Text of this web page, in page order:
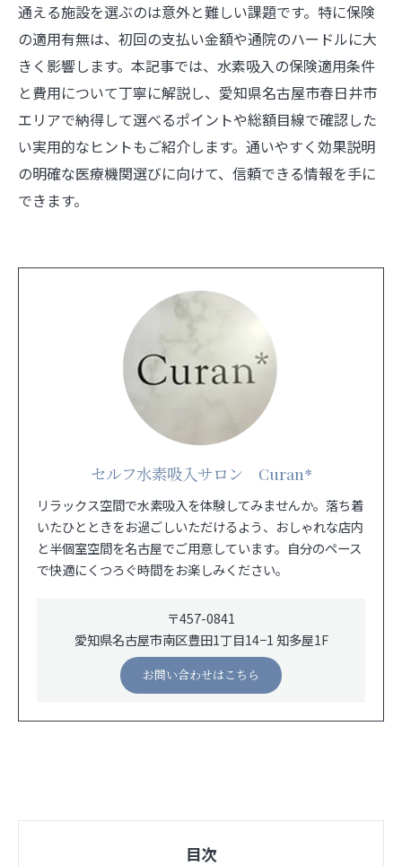
通える施設を選ぶのは意外と難しい課題です。特に保険
の適用有無は、初回の支払い金額や通院のハードルに大
きく影響します。本記事では、水素吸入の保険適用条件
と費用について丁寧に解説し、愛知県名古屋市春日井市
エリアで納得して選べるポイントや総額目線で確認した
い実用的なヒントもご紹介します。通いやすく効果説明
の明確な医療機関選びに向けて、信頼できる情報を手に
できます。
セルフ水素吸入サロン Curan*
リラックス空間で水素吸入を体験してみませんか。落ち着
いたひとときをお過ごしいただけるよう、おしゃれな店内
と半個室空間を名古屋でご用意しています。自分のペース
で快適にくつろぐ時間をお楽しみください。
〒457-0841
愛知県名古屋市南区豊田1丁目14−1 知多屋1F
お問い合わせはこちら
目次